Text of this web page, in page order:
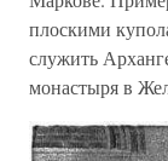
плоскими
служить
монастыря в